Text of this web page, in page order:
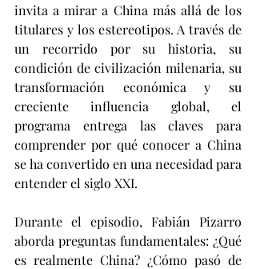
invita a mirar a China más allá de los
titulares y los estereotipos. A través de
un recorrido por su historia, su
condición de civilización milenaria, su
transformación económica y su
creciente influencia global, el
programa entrega las claves para
comprender por qué conocer a China
se ha convertido en una necesidad para
entender el siglo XXI.
Durante el episodio, Fabián Pizarro
aborda preguntas fundamentales: ¿Qué
es realmente China? ¿Cómo pasó de